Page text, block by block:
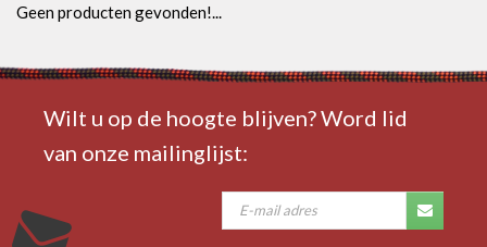
Geen producten gevonden!...
Wilt u op de hoogte blijven? Word lid
van onze mailinglijst: